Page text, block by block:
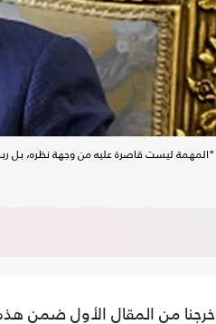
"المهمة ليست قاصرة عليه من وجهة نظره، بل
خرجنا من المقال الأول ضمن